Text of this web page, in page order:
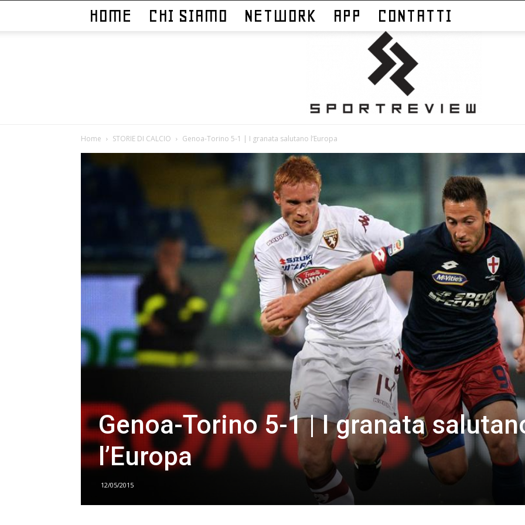
HOME CHI SIAMO NETWORK APP CONTATTI
Home STORIE DI CALCIO Genoa-Torino 5-1 | I granata salutano l’Europa
Genoa-Torino 5-1 | I granata
l’Europa
12/05/2015